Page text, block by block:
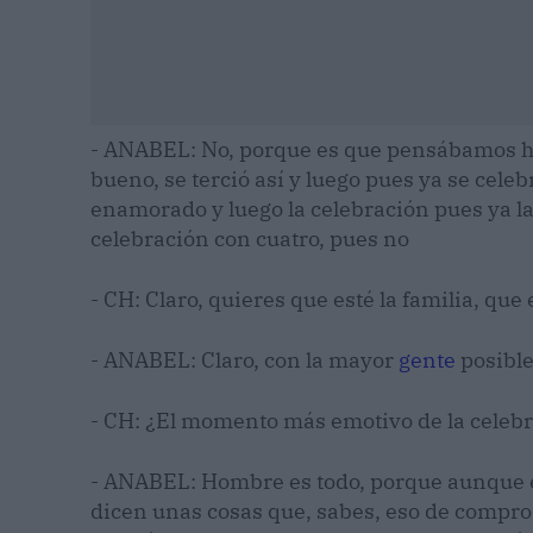
- ANABEL: No, porque es que
bueno, se terció así y luego pues ya se
enamorado y luego la celebración pues ya
celebración con cuatro, pues no
- CH: Claro, quieres que esté la familia, que
- ANABEL: Claro, con la mayor gente posible
- CH: ¿El momento más emotivo de la
- ANABEL: Hombre es todo, porque
dicen unas cosas que, sabes, eso de